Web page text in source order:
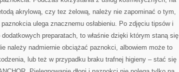
akrylową, czy tez żelową, należy nie zapominać o tym,
ulega znacznemu osłabieniu. Po zdjęciu tipsów i
preparatach, to właśnie dzięki którym staną się
należy nadmiernie obciążać paznokci, albowiem może to
lub też w przypadku braku trafnej higieny – stać się